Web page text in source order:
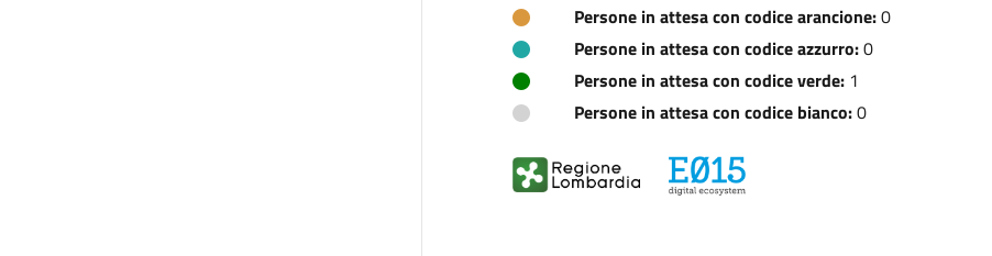
Persone in attesa con codice arancione:0
Persone in attesa con codice azzurro:0
Persone in attesa con codice verde:1
Persone in attesa con codice bianco:0